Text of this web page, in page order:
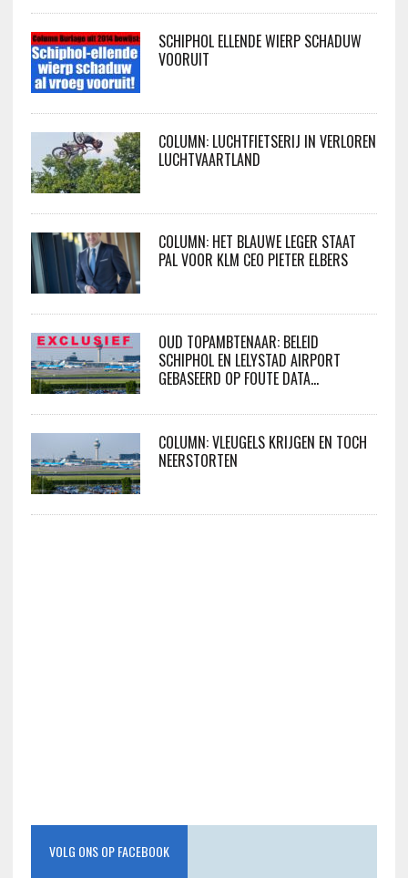
SCHIPHOL ELLENDE WIERP SCHADUW
VOORUIT
COLUMN: LUCHTFIETSERIJ IN VERLOREN
LUCHTVAARTLAND
COLUMN: HET BLAUWE LEGER STAAT
PAL VOOR KLM CEO PIETER ELBERS
OUD TOPAMBTENAAR: BELEID
SCHIPHOL EN LELYSTAD AIRPORT
GEBASEERD OP FOUTE DATA…
COLUMN: VLEUGELS KRIJGEN EN TOCH
NEERSTORTEN
VOLG ONS OP FACEBOOK